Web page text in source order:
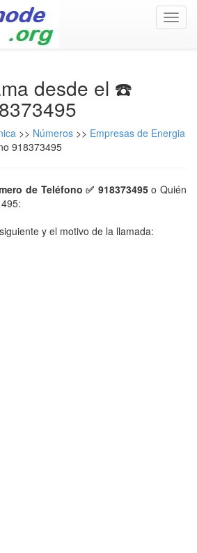
desde el ☎️
>> Números >> Empresas de Energia
918373495
de Teléfono ✅ 918373495o Quién
y el motivo de la llamada: